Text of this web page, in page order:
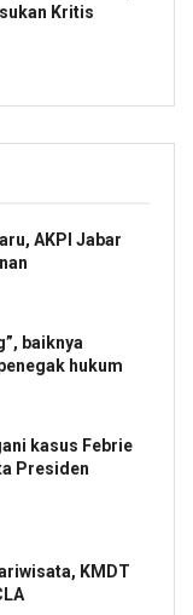
Kritis
AKPI Jabar
baiknya
hukum
kasus Febrie
Presiden
KMDT